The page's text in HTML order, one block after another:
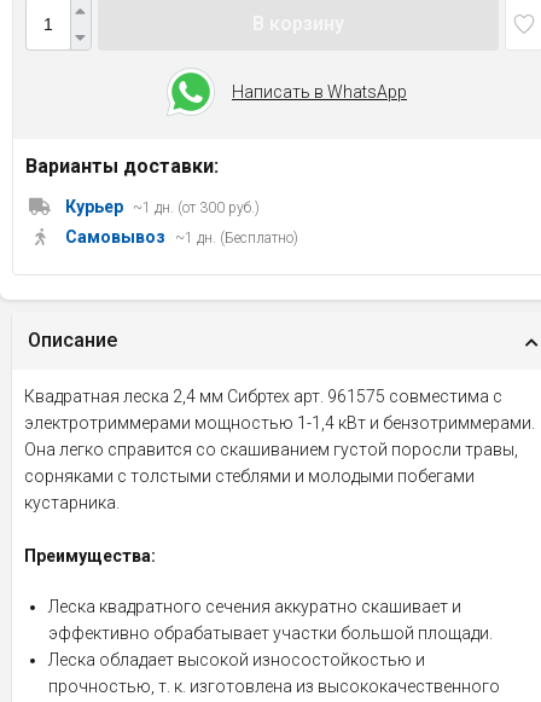
Написать в WhatsApp
Варианты доставки:
Курьер ~1 дн. (от 300 руб.)
Самовывоз ~1 дн. (Бесплатно)
Описание
Квадратная леска 2,4 мм Сибртех арт. 961575 совместима с
электротриммерами мощностью 1-1,4 кВт и бензотриммерами.
Она легко справится со скашиванием густой поросли травы,
сорняками с толстыми стеблями и молодыми побегами
кустарника.
Преимущества:
Леска квадратного сечения аккуратно скашивает и
эффективно обрабатывает участки большой площади.
Леска обладает высокой износостойкостью и
прочностью, т. к. изготовлена из высококачественного